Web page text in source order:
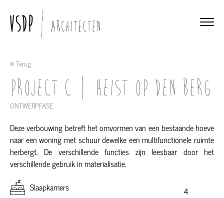
Terug
Project C | Heist op Den Berg
ONTWERPFASE
Deze verbouwing betreft het omvormen van een bestaande hoeve
naar een woning met schuur dewelke een multifunctionele ruimte
herbergt. De verschillende functies zijn leesbaar door het
verschillende gebruik in materialisatie.
Slaapkamers
4